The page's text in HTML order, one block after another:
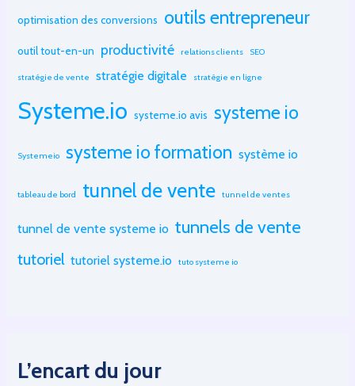
optimisation des conversions outils entrepreneur
outil tout-en-un productivité relations clients SEO
stratégie de vente stratégie digitale stratégie en ligne
Systeme.io systeme.io avis systeme io
Systemeio systeme io formation système io
tableau de bord tunnel de vente tunnel de ventes
tunnel de vente systeme io tunnels de vente
tutoriel tutoriel systeme.io tuto systeme io
L’encart du jour